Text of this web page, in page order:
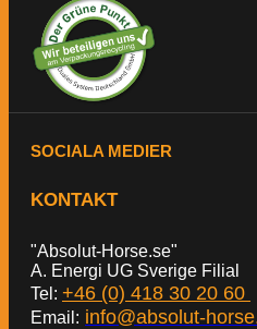
SOCIALA MEDIER
KONTAKT
"Absolut-Horse.se"
A. Energi UG Sverige Filial
Tel: +46 (0) 418 30 20 60
Email: info@absolut-